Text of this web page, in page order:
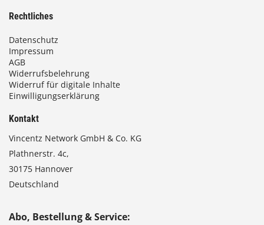
Rechtliches
Datenschutz
Impressum
AGB
Widerrufsbelehrung
Widerruf für digitale Inhalte
Einwilligungserklärung
Kontakt
Vincentz Network GmbH & Co. KG
Plathnerstr. 4c,
30175 Hannover
Deutschland
Abo, Bestellung & Service: